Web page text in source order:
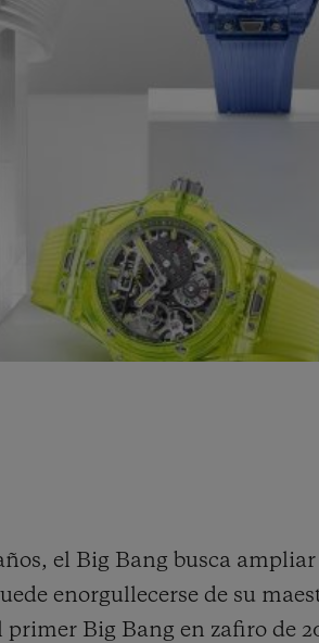
el Big Bang busca
enorgullecerse de su
Big Bang en zafiro de